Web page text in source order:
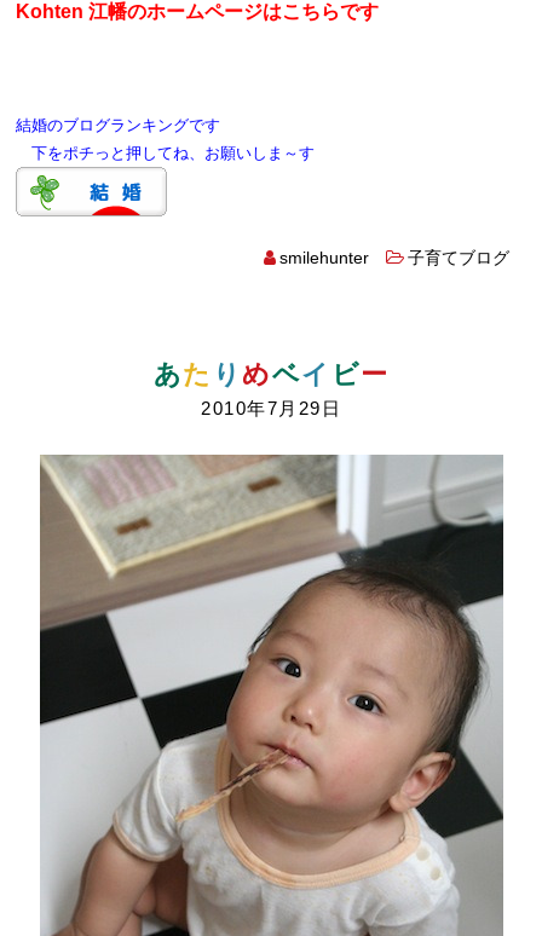
Kohten 江幡のホームページはこちらです
結婚のブログランキングです
下をポチっと押してね、お願いしま～す
smilehunter 子育てブログ
あた り めベイ ビー
2010年7月29日